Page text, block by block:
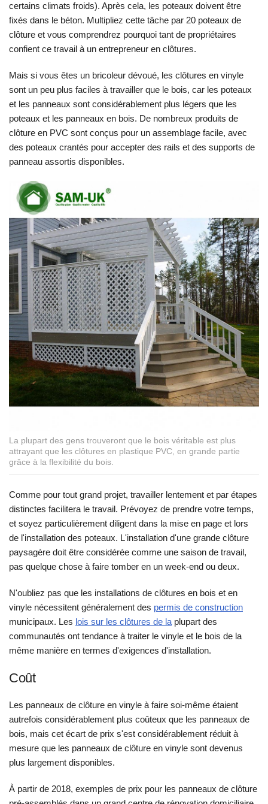
certains climats froids). Après cela, les poteaux doivent être
fixés dans le béton. Multipliez cette tâche par 20 poteaux de
clôture et vous comprendrez pourquoi tant de propriétaires
confient ce travail à un entrepreneur en clôtures.
Mais si vous êtes un bricoleur dévoué, les clôtures en vinyle
sont un peu plus faciles à travailler que le bois, car les poteaux
et les panneaux sont considérablement plus légers que les
poteaux et les panneaux en bois. De nombreux produits de
clôture en PVC sont conçus pour un assemblage facile, avec
des poteaux crantés pour accepter des rails et des supports de
panneau assortis disponibles.
La plupart des gens trouveront que le bois véritable est plus
attrayant que les clôtures en plastique PVC, en grande partie
grâce à la flexibilité du bois.
Comme pour tout grand projet, travailler lentement et par étapes
distinctes facilitera le travail. Prévoyez de prendre votre temps,
et soyez particulièrement diligent dans la mise en page et lors
de l'installation des poteaux. L'installation d'une grande clôture
paysagère doit être considérée comme une saison de travail,
pas quelque chose à faire tomber en un week-end ou deux.
N'oubliez pas que les installations de clôtures en bois et en
vinyle nécessitent généralement des permis de construction
municipaux. Les lois sur les clôtures de la plupart des
communautés ont tendance à traiter le vinyle et le bois de la
même manière en termes d'exigences d'installation.
Coût
Les panneaux de clôture en vinyle à faire soi-même étaient
autrefois considérablement plus coûteux que les panneaux de
bois, mais cet écart de prix s'est considérablement réduit à
mesure que les panneaux de clôture en vinyle sont devenus
plus largement disponibles.
À partir de 2018, exemples de prix pour les panneaux de clôture